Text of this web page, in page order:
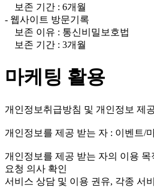
보존 기간 : 6개월
- 웹사이트 방문기록
보존 이유 : 통신비밀보호법
보존 기간 : 3개월
마케팅 활용
개인정보취급방침 및 개인정보 제
개인정보를 제공 받는 자 : 이벤트/
개인정보를 제공 받는 자의 이용
요청 의사 확인
서비스 상담 및 이용 권유, 각종 서